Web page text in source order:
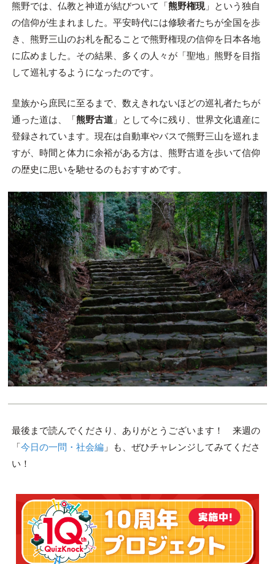
熊野では、仏教と神道が結びついて「熊野権現」という独自
の信仰が生まれました。平安時代には修験者たちが全国を歩
き、熊野三山のお札を配ることで熊野権現の信仰を日本各地
に広めました。その結果、多くの人々が「聖地」熊野を目指
して巡礼するようになったのです。
皇族から庶民に至るまで、数えきれないほどの巡礼者たちが
通った道は、「熊野古道」として今に残り、世界文化遺産に
登録されています。現在は自動車やバスで熊野三山を巡れま
すが、時間と体力に余裕がある方は、熊野古道を歩いて信仰
の歴史に思いを馳せるのもおすすめです。
最後まで読んでくださり、ありがとうございます！ 来週の
「今日の一問・社会編」も、ぜひチャレンジしてみてくださ
い！